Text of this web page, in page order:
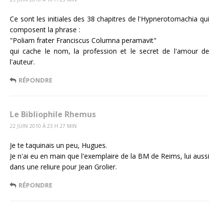
Ce sont les initiales des 38 chapitres de l'Hypnerotomachia qui
composent la phrase :
"Poliam frater Franciscus Columna peramavit"
qui cache le nom, la profession et le secret de l'amour de
l'auteur.
RÉPONDRE
Le Bibliophile Rhemus
22 JUIN 2010 Á 23 H 27 MIN
Je te taquinais un peu, Hugues.
Je n'ai eu en main que l'exemplaire de la BM de Reims, lui aussi
dans une reliure pour Jean Grolier.
RÉPONDRE